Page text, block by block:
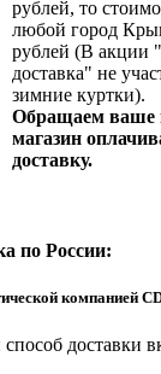
рублей, то
любой город
рублей (В акции
доставка" не
зимние куртки).
Обращаем ваше
магазин
доставку.
по России:
компанией
доставки